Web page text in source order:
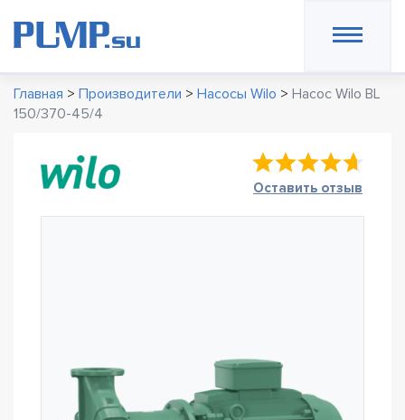
Главная > Производители > Насосы Wilo > Насос Wilo BL
150/370-45/4
Оставить отзыв